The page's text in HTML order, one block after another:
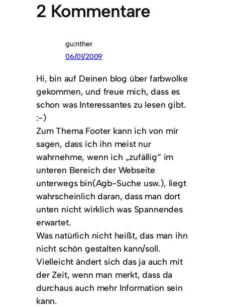
2 Kommentare
gu:nther
06/01/2009
Hi, bin auf Deinen blog über farbwolke
gekommen, und freue mich, dass es
schon was Interessantes zu lesen gibt.
:-)
Zum Thema Footer kann ich von mir
sagen, dass ich ihn meist nur
wahrnehme, wenn ich „zufällig“ im
unteren Bereich der Webseite
unterwegs bin(Agb-Suche usw.), liegt
wahrscheinlich daran, dass man dort
unten nicht wirklich was Spannendes
erwartet.
Was natürlich nicht heißt, das man ihn
nicht schön gestalten kann/soll.
Vielleicht ändert sich das ja auch mit
der Zeit, wenn man merkt, dass da
durchaus auch mehr Information sein
kann.